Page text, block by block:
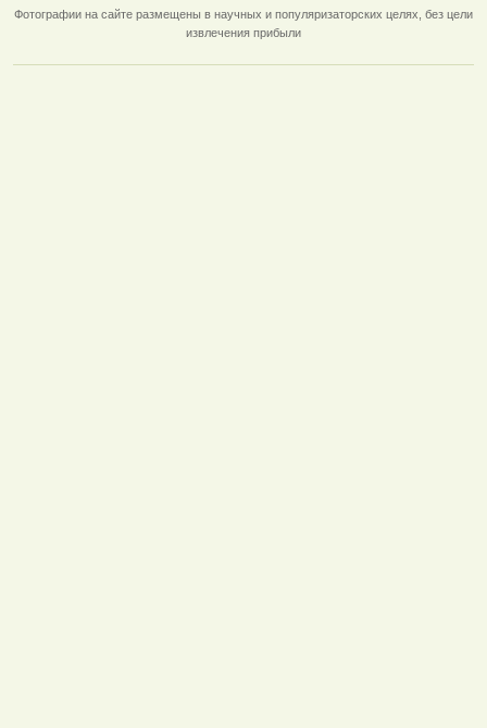
Фотографии на сайте размещены в научных и популяризаторских целях, без цели
извлечения прибыли